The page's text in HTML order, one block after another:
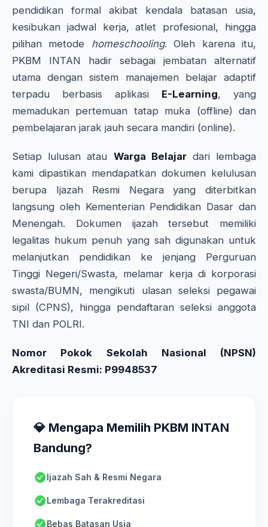
pendidikan formal akibat kendala batasan usia,
kesibukan jadwal kerja, atlet profesional, hingga
pilihan metode homeschooling. Oleh karena itu,
PKBM INTAN hadir sebagai jembatan alternatif
utama dengan sistem manajemen belajar adaptif
terpadu berbasis aplikasi E-Learning, yang
memadukan pertemuan tatap muka (offline) dan
pembelajaran jarak jauh secara mandiri (online).
Setiap lulusan atau Warga Belajardari lembaga
kami dipastikan mendapatkan dokumen kelulusan
berupa Ijazah Resmi Negara yang diterbitkan
langsung oleh Kementerian Pendidikan Dasar dan
Menengah. Dokumen ijazah tersebut memiliki
legalitas hukum penuh yang sah digunakan untuk
melanjutkan pendidikan ke jenjang Perguruan
Tinggi Negeri/Swasta, melamar kerja di korporasi
swasta/BUMN, mengikuti ulasan seleksi pegawai
sipil (CPNS), hingga pendaftaran seleksi anggota
TNI dan POLRI.
Nomor Pokok Sekolah Nasional (NPSN)
Akreditasi Resmi: P9948537
💎 Mengapa Memilih PKBM INTAN
Bandung?
Ijazah Sah & Resmi Negara
Lembaga Terakreditasi
Bebas Batasan Usia